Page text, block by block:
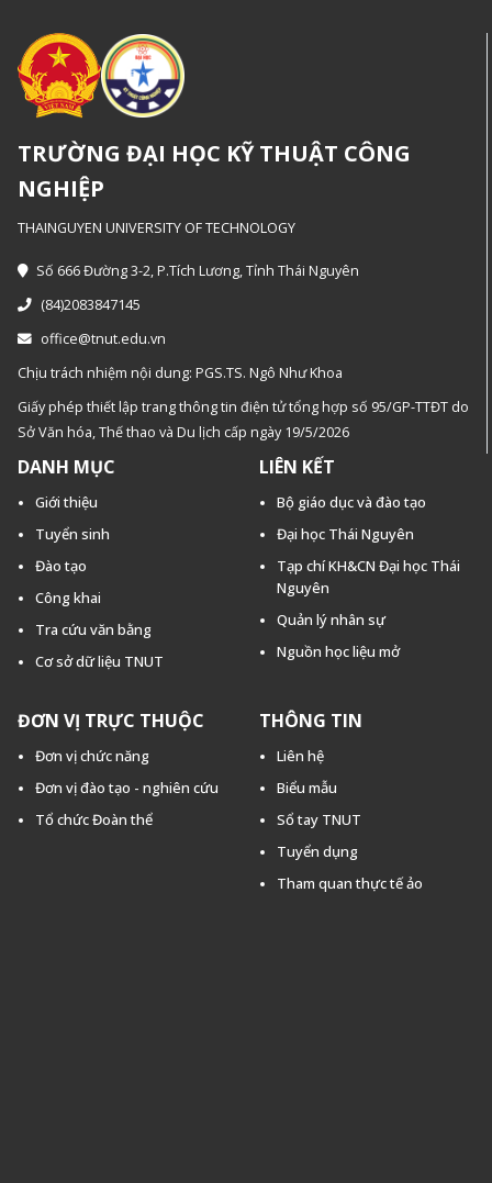
TRƯỜNG ĐẠI HỌC KỸ THUẬT CÔNG
NGHIỆP
THAINGUYEN UNIVERSITY OF TECHNOLOGY
Số 666 Đường 3-2, P.Tích Lương, Tỉnh Thái Nguyên
(84)2083847145
office@tnut.edu.vn
Chịu trách nhiệm nội dung: PGS.TS. Ngô Như Khoa
Giấy phép thiết lập trang thông tin điện tử tổng hợp số 95/GP-TTĐT do
Sở Văn hóa, Thế thao và Du lịch cấp ngày 19/5/2026
DANH MỤC
Giới thiệu
Tuyển sinh
Đào tạo
Công khai
Tra cứu văn bằng
Cơ sở dữ liệu TNUT
LIÊN KẾT
Bộ giáo dục và đào tạo
Đại học Thái Nguyên
Tạp chí KH&CN Đại học Thái
Nguyên
Quản lý nhân sự
Nguồn học liệu mở
ĐƠN VỊ TRỰC THUỘC
Đơn vị chức năng
Đơn vị đào tạo - nghiên cứu
Tổ chức Đoàn thể
THÔNG TIN
Liên hệ
Biểu mẫu
Sổ tay TNUT
Tuyển dụng
Tham quan thực tế ảo